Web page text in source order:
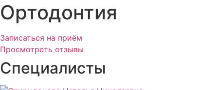
Ортодонтия
Записаться на приём
Просмотреть отзывы
Специалисты